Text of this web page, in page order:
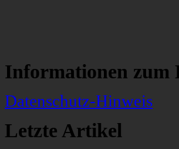
Informationen zum
Datenschutz-Hinweis
Letzte Artikel